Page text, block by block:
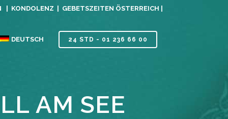
| KONDOLENZ | GEBETSZEITEN ÖSTERREICH |
24 STD - 01 236 66 00
DEUTSCH
AM SEE